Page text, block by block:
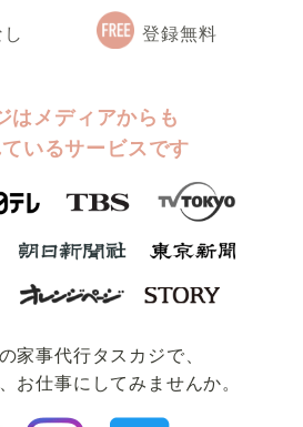
登録無料
はメディアからも
いるサービスです
家事代⾏タスカジで、
お仕事にしてみませんか。